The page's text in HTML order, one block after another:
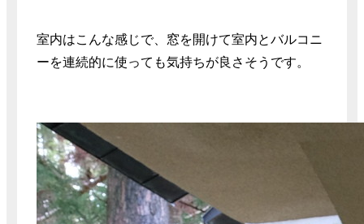
室内はこんな感じで、窓を開けて室内とバルコニ
ーを連続的に使っても気持ちが良さそうです。